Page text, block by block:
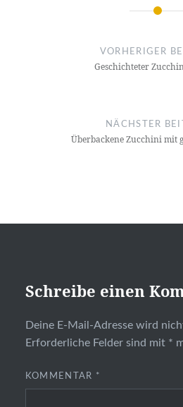
Beitragsnavigation
VORHERIGER
Geschichteter
NÄCHSTER
Überbackene Zucchini mit
Schreibe einen
Deine E-Mail-Adresse wird
Erforderliche Felder sind mit *
KOMMENTAR *